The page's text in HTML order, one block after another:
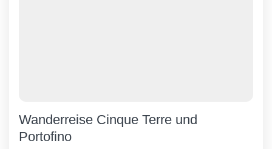
Wanderreise Cinque Terre und
Portofino